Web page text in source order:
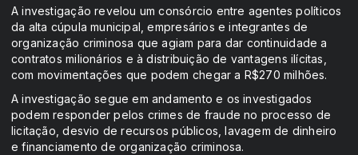
A investigação revelou um consórcio entre agentes políticos
da alta cúpula municipal, empresários e integrantes de
organização criminosa que agiam para dar continuidade a
contratos milionários e à distribuição de vantagens ilícitas,
com movimentações que podem chegar a R$270 milhões.
A investigação segue em andamento e os investigados
podem responder pelos crimes de fraude no processo de
licitação, desvio de recursos públicos, lavagem de dinheiro
e financiamento de organização criminosa.